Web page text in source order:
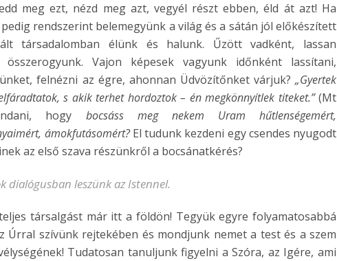
meg ezt, nézd meg azt, vegyél részt ebben, éld át azt! Ha
rendszerint belemegyünk a világ és a sátán jól előkészített
társadalomban élünk és halunk. Űzött vadként, lassan
összerogyunk. Vajon képesek vagyunk időnként lassítani,
felnézni az égre, ahonnan Üdvözítőnket várjuk? „Gyertek
s akik terhet hordoztok – én megkönnyítlek titeket.”(Mt
hogy bocsáss meg nekem Uram hűtlenségemért,
ámokfutásomért?El tudunk kezdeni egy csendes nyugodt
az első szava részünkről a bocsánatkérés?
dialógusban leszünk az Istennel.
társalgást már itt a földön! Tegyük egyre folyamatosabbá
Úrral szívünk rejtekében és mondjunk nemet a test és a szem
Tudatosan tanuljunk figyelni a Szóra, az Igére, ami